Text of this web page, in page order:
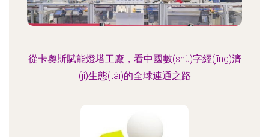
從卡奧斯賦能燈塔工廠，看中國數(shù)字經(jīng)濟
(jì)生態(tài)的全球連通之路